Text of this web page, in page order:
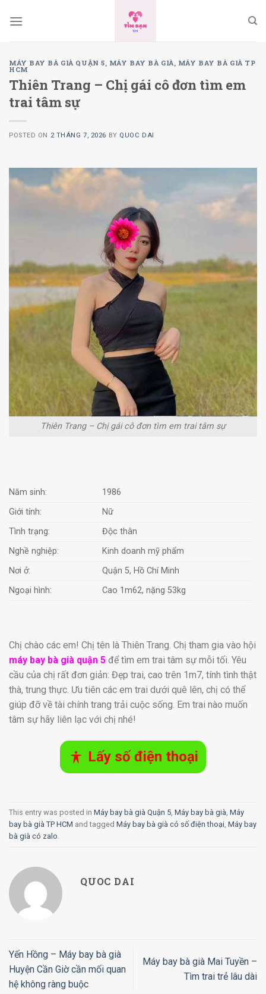
MÁY BAY BÀ GIÀ QUẬN 5, MÁY BAY BÀ GIÀ, MÁY BAY BÀ GIÀ TP
HCM
Thiên Trang – Chị gái cô đơn tìm em
trai tâm sự
POSTED ON 2 THÁNG 7, 2026 BY QUOC DAI
Thiên Trang – Chị gái cô đơn tìm em trai tâm sự
Năm sinh:
1986
Giới tính:
Nữ
Tình trạng:
Độc thân
Nghề nghiệp:
Kinh doanh mỹ phẩm
Nơi ở:
Quận 5, Hồ Chí Minh
Ngoại hình:
Cao 1m62, nặng 53kg
Chị chào các em! Chị tên là Thiên Trang. Chị tham gia vào hội
máy bay bà già quận 5 để tìm em trai tâm sự mỗi tối. Yêu
cầu của chị rất đơn giản: Đẹp trai, cao trên 1m7, tính tình thật
thà, trung thực. Ưu tiên các em trai dưới quê lên, chị có thể
giúp đỡ về tài chính trang trải cuộc sống. Em trai nào muốn
tâm sự hãy liên lạc với chị nhé!
Lấy số điện thoại
This entry was posted in Máy bay bà già Quận 5 Máy bay bà già Máy
bay bà già TP HCM and tagged Máy bay bà già có số điện thoại Máy bay
bà già có zalo
QUOC DAI
Yến Hồng – Máy bay bà già
Huyện Cần Giờ cần mối quan
hệ không ràng buộc
Máy bay bà già Mai Tuyền –
Tìm trai trẻ lâu dài